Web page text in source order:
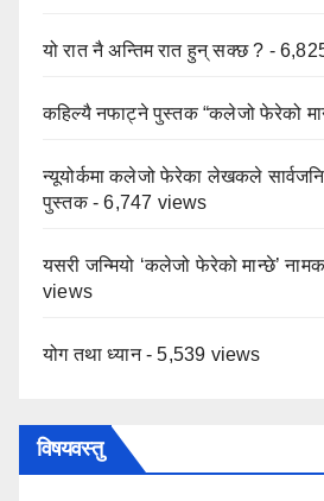
यो रात नै अन्तिम रात हुन् सक्छ ? -
कहिल्यै नफाट्ने पुस्तक “कलेजो फेरेको
न्यूयोर्कमा कलेजो फेरेका लेखकले
पुस्तक- 6,747 views
यसरी जन्मियो ‘कलेजो फेरेको मान्छे’
views
योग तथा ध्यान- 5,539 views
विषयवस्तु